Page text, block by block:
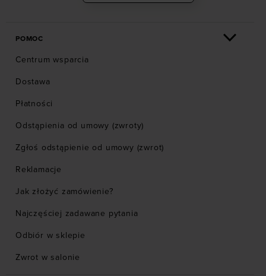
POMOC
Centrum wsparcia
Dostawa
Płatności
Odstąpienia od umowy (zwroty)
Zgłoś odstąpienie od umowy (zwrot)
Reklamacje
Jak złożyć zamówienie?
Najczęściej zadawane pytania
Odbiór w sklepie
Zwrot w salonie